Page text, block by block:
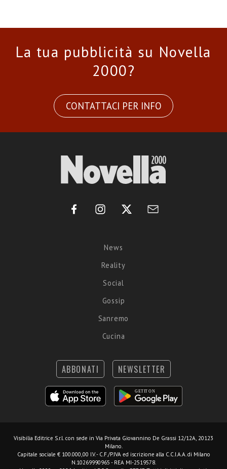
La tua pubblicità su Novella
2000?
CONTATTACI PER INFO
News
Reality
Social
Gossip
Sanremo
Cucina
ABBONATI NEWSLETTER
Visibilia Editrice S.r.l. con sede in Via Privata Giovannino De Grassi 12/12A, 20123
Milano.
Capitale sociale € 100.000,00 I.V. - C.F./P.IVA ed iscrizione alla C.C.I.A.A. di Milano
N.10269990965 - REA MI-2519578.